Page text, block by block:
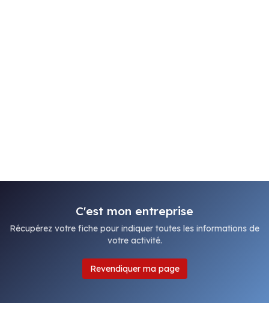
C'est mon entreprise
Récupérez votre fiche pour indiquer toutes les informations de
votre activité.
Revendiquer ma page